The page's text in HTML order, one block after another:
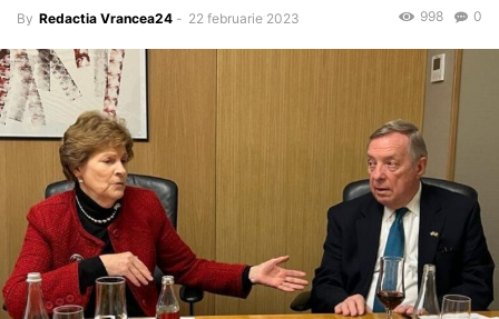
By Redactia Vrancea24 - 22 februarie 2023 0
998